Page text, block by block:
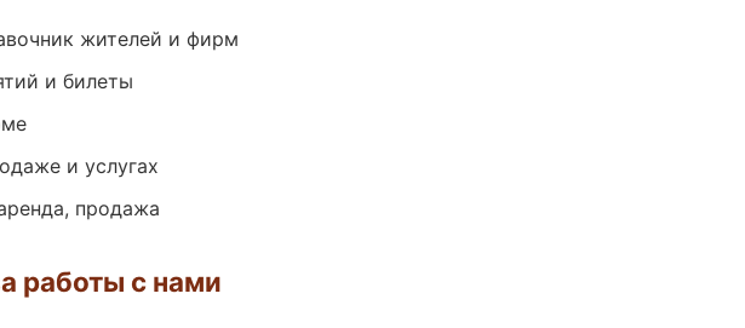
жителей и фирм
и билеты
и услугах
продажа
работы с нами